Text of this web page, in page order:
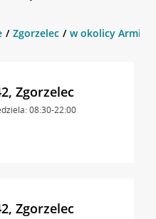
Zgorzelec w okolicy Armii
Zgorzelec
08:30-22:00
Zgorzelec